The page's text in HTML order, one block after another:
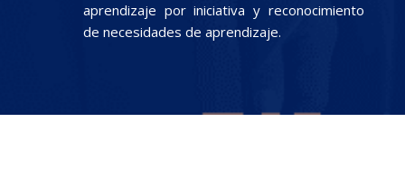
aprendizaje por iniciativa y reconocimiento
de necesidades de aprendizaje.